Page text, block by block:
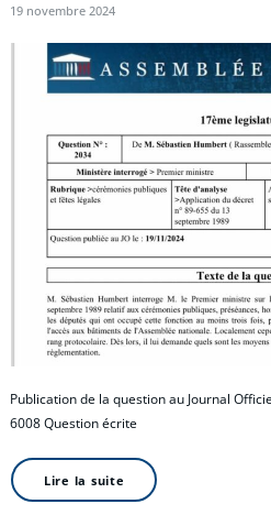
19 novembre 2024
Publication de la question au Journal
6008 Question écrite
Lire la suite